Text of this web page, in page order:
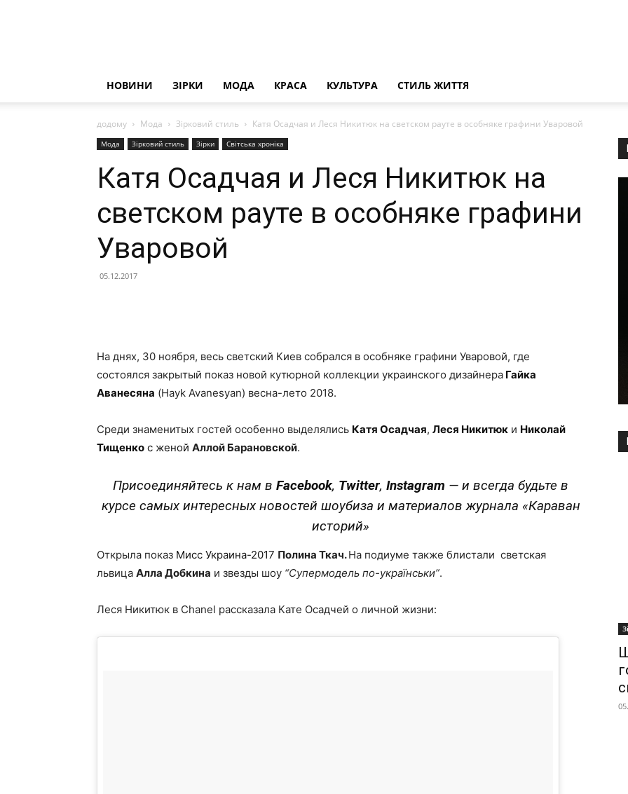
НОВИНИ ЗІРКИ МОДА КРАСА КУЛЬТУРА СТИЛЬ ЖИТТЯ
додому Мода Зірковий стиль Катя Осадчая и Леся Никитюк на светском рауте в особняке графини Уваровой
Мода Зірковий стиль Зірки Світська хроніка
Катя Осадчая и Леся Никитюк на
светском рауте в особняке графини
Уваровой
05.12.2017
На днях, 30 ноября, весь светский Киев собрался в особняке графини Уваровой, где
состоялся закрытый показ новой кутюрной коллекции украинского дизайнера Гайка
Аванесяна (Hayk Avanesyan) весна-лето 2018.
Среди знаменитых гостей особенно выделялись Катя Осадчая, Леся Никитюк и Николай
Тищенко с женой Аллой Барановской.
Присоединяйтесь к нам в Facebook, Twitter, Instagram — и всегда будьте в
курсе самых интересных новостей шоубиза и материалов журнала «Караван
историй»
Открыла показ Мисс Украина-2017 Полина Ткач.На подиуме также блистали светская
львица Алла Добкина и звезды шоу “Супермодель по-українськи”.
Леся Никитюк в Chanel рассказала Кате Осадчей о личной жизни: